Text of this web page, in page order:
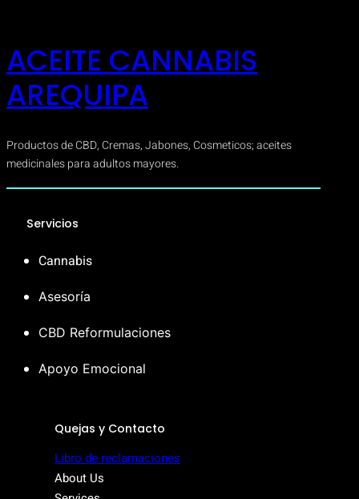
ACEITE CANNABIS
AREQUIPA
Productos de CBD, Cremas, Jabones, Cosmeticos; aceites
medicinales para adultos mayores.
Servicios
Cannabis
Asesoría
CBD Reformulaciones
Apoyo Emocional
Quejas y Contacto
Libro de reclamaciones
About Us